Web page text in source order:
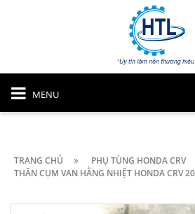
MENU
TRANG CHỦ
PHỤ TÙNG HONDA CRV
THÂN CỤM VAN HẰNG NHIỆT HONDA CRV